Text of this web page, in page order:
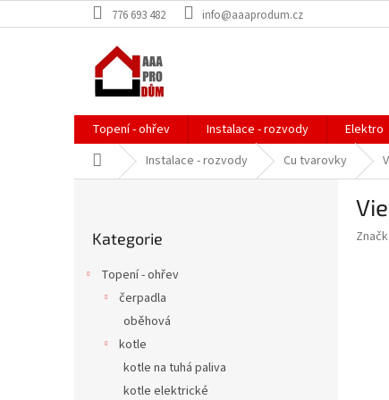
na
776 693 482 info@aaaprodum.cz
Topení - ohřev Instalace - rozvody Elektro
Domů Instalace - rozvody Cu tvarovky
kategorie
Kategorie
Topení - ohřev
čerpadla
oběhová
kotle
kotle na tuhá paliva
kotle elektrické